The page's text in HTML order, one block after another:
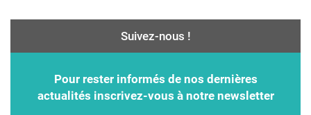
Suivez-nous !
Pour rester informés de nos dernières
actualités inscrivez-vous à notre newsletter